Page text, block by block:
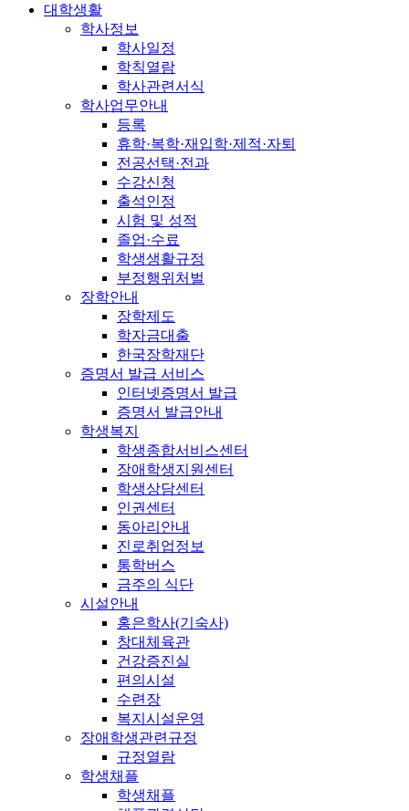
대학생활
학사정보
학사일정
학칙열람
학사관련서식
학사업무안내
등록
휴학·복학·재입학·제적·자퇴
전공선택·전과
수강신청
출석인정
시험 및 성적
졸업·수료
학생생활규정
부정행위처벌
장학안내
장학제도
학자금대출
한국장학재단
증명서 발급 서비스
인터넷증명서 발급
증명서 발급안내
학생복지
학생종합서비스센터
장애학생지원센터
학생상담센터
인권센터
동아리안내
진로취업정보
통학버스
금주의 식단
시설안내
홍은학사(기숙사)
창대체육관
건강증진실
편의시설
수련장
복지시설운영
장애학생관련규정
규정열람
학생채플
학생채플